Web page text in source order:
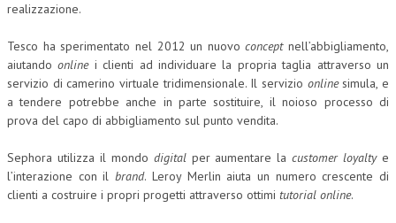
MARKETING
TREASURY IN FINANCIAL SERVICES
RISK MANAGEMENT
SVILUPPO SOSTENIBILE
PERSONA E CITTÀ
realizzazione.
Tesco ha sperimentato nel 2012 un nuovoconceptnell’abbigliamento,
aiutandoonlinei clienti ad individuare la propria taglia attraverso un
servizio di camerino virtuale tridimensionale. Il servizio onlinesimula, e
a tendere potrebbe anche in parte sostituire, il noioso processo di
prova del capo di abbigliamento sul punto vendita.
Sephora utilizza il mondo digitalper aumentare lacustomer loyaltye
l’interazione con ilbrand. Leroy Merlin aiuta un numero crescente di
clienti a costruire i propri progetti attraverso ottimi tutorial online.